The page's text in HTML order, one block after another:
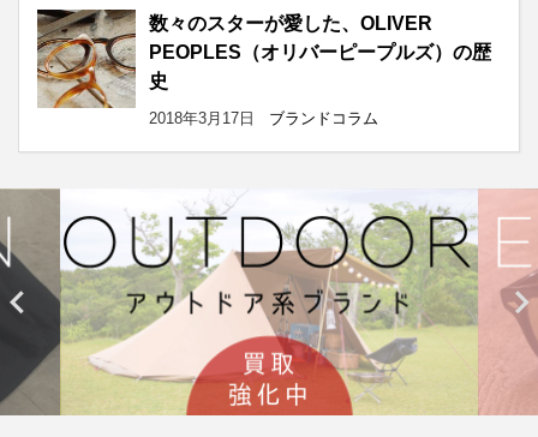
数々のスターが愛した、OLIVER
PEOPLES（オリバーピープルズ）の歴
史
2018年3月17日 ブランドコラム
 